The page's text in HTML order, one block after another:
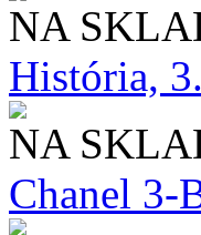
NA
História,
NA
Chanel 3-